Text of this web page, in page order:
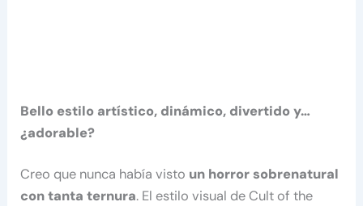
Bello estilo artístico, dinámico, divertido y…
¿adorable?
Creo que nunca había visto un horror sobrenatural
con tanta ternura. El estilo visual de Cult of the